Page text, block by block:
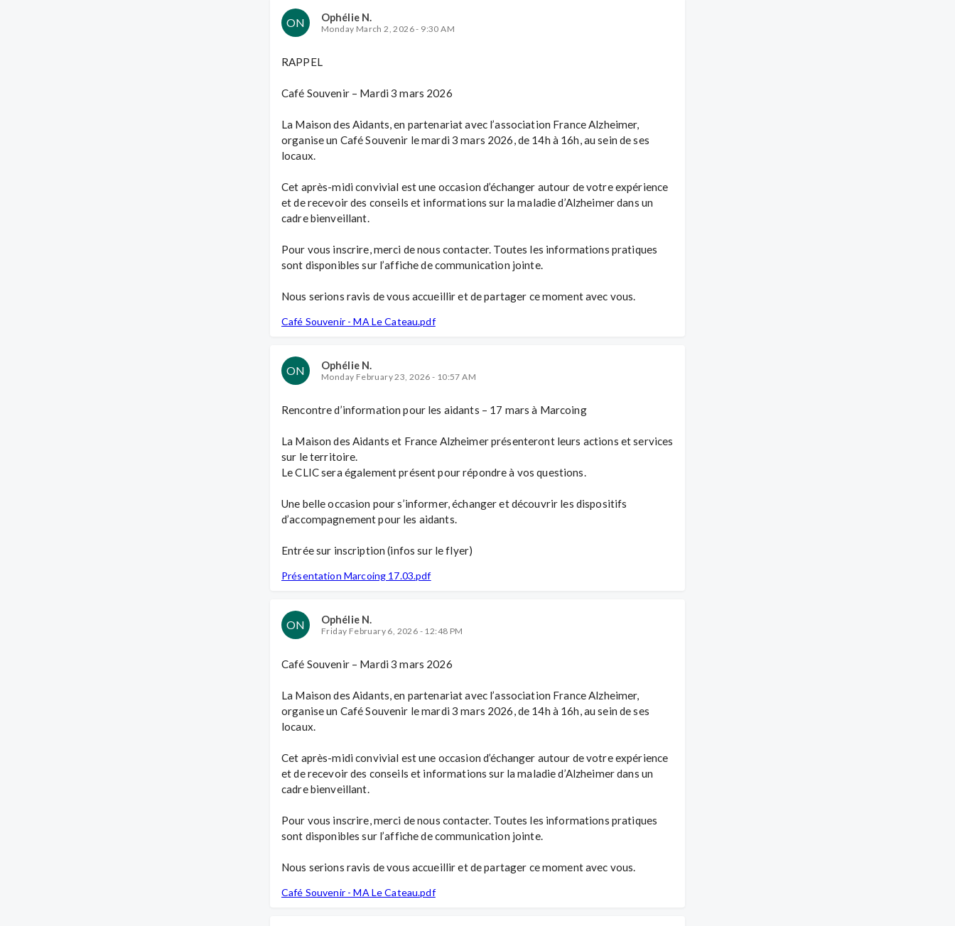
ON Ophélie N.
Monday March 2, 2026 - 9:30 AM
RAPPEL
Café Souvenir – Mardi 3 mars 2026
La Maison des Aidants, en partenariat avec l’association France Alzheimer,
organise un Café Souvenir le mardi 3 mars 2026, de 14h à 16h, au sein de ses
locaux.
Cet après-midi convivial est une occasion d’échanger autour de votre expérience
et de recevoir des conseils et informations sur la maladie d’Alzheimer dans un
cadre bienveillant.
Pour vous inscrire, merci de nous contacter. Toutes les informations pratiques
sont disponibles sur l’affiche de communication jointe.
Nous serions ravis de vous accueillir et de partager ce moment avec vous.
Café Souvenir - MA Le Cateau.pdf
ON Ophélie N.
Monday February 23, 2026 - 10:57 AM
Rencontre d’information pour les aidants – 17 mars à Marcoing
La Maison des Aidants et France Alzheimer présenteront leurs actions et services
sur le territoire.
Le CLIC sera également présent pour répondre à vos questions.
Une belle occasion pour s’informer, échanger et découvrir les dispositifs
d’accompagnement pour les aidants.
Entrée sur inscription (infos sur le flyer)
Présentation Marcoing 17.03.pdf
ON Ophélie N.
Friday February 6, 2026 - 12:48 PM
Café Souvenir – Mardi 3 mars 2026
La Maison des Aidants, en partenariat avec l’association France Alzheimer,
organise un Café Souvenir le mardi 3 mars 2026, de 14h à 16h, au sein de ses
locaux.
Cet après-midi convivial est une occasion d’échanger autour de votre expérience
et de recevoir des conseils et informations sur la maladie d’Alzheimer dans un
cadre bienveillant.
Pour vous inscrire, merci de nous contacter. Toutes les informations pratiques
sont disponibles sur l’affiche de communication jointe.
Nous serions ravis de vous accueillir et de partager ce moment avec vous.
Café Souvenir - MA Le Cateau.pdf